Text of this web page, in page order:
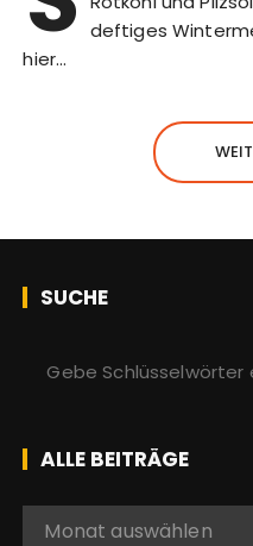
deftiges
hier…
SUCHE
h
e
n
ALLE BEITRÄGE
Monat auswählen